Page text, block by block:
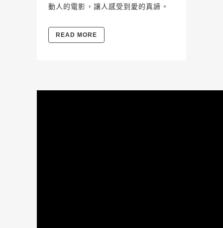
動人的電影，讓人感受到愛的真諦。
READ MORE